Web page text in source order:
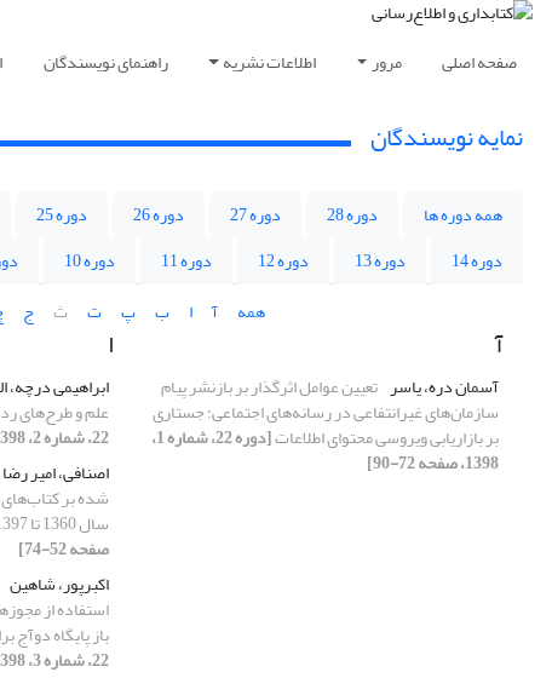
صفحه اصلی مرور اطلاعات نشریه راهنمای نویسندگان
نمایه نویسندگان
همه دوره ها دوره 28 دوره 27 دوره 26 دوره 25
دوره 14
دوره 13 دوره 12 دوره 11 دوره 10
همه
آ ا ب پ ت ث ج
آ
آسمان دره، یاسر تعیین عوامل اثرگذار بر بازنشر پیام
سازمان‌های غیرانتفاعی در رسانه‌های اجتماعی: جستاری
بر بازاریابی ویروسی محتوای اطلاعات [دوره 22، شماره 1،
1398، صفحه 72-90]
ا
ابراهیمی درچه،
علم و طرح‌های
22، شماره 2، 1398، صفحه 51-80]
اصنافی، امیر رضا
شده بر
سال 1360 تا 1397 در ایران
صفحه 52-74]
اکبرپور، شاهین
استفاده از
باز پایگاه
22، شماره 3، 1398، صفحه 4-36]